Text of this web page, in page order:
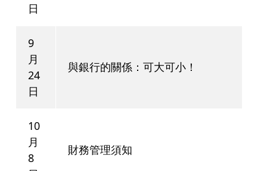
日
9
月
24
日
與銀行的關係：可大可小！
10
月
8
財務管理須知